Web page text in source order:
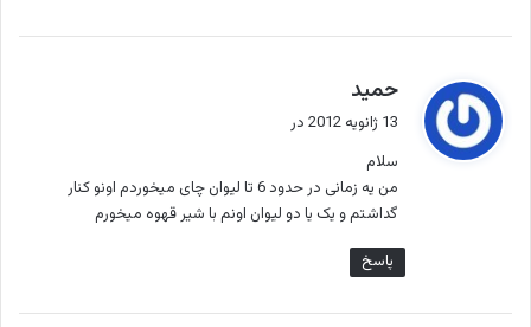
حمید
13 ژانویه 2012 در
سلام
من یه زمانی در حدود 6 تا لیوان چای میخوردم اونو کنار
گداشتم و یک یا دو لیوان اونم با شیر قهوه میخورم
پاسخ